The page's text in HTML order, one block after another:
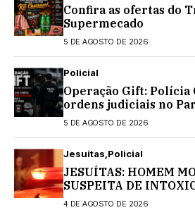
Confira as ofertas do
Supermecado
5 DE AGOSTO DE 2026
Policial
Operação Gift:
ordens judiciais no
Catarina
5 DE AGOSTO DE 2026
Jesuitas Policial
JESUÍTAS: HOMEM
SUSPEITA DE
MEDICAMENTOSA;
4 DE AGOSTO DE 2026